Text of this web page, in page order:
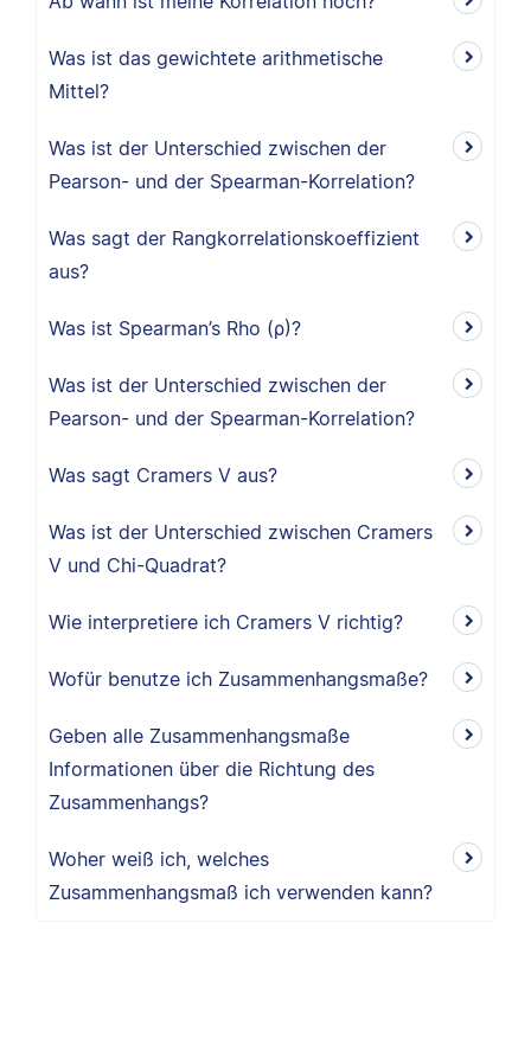
Was ist das gewichtete arithmetische
Mittel?
Was ist der Unterschied zwischen der
Pearson- und der Spearman-Korrelation?
Was sagt der Rangkorrelationskoeffizient
aus?
Was ist Spearman’s Rho (ρ)?
Was ist der Unterschied zwischen der
Pearson- und der Spearman-Korrelation?
Was sagt Cramers V aus?
Was ist der Unterschied zwischen Cramers
V und Chi-Quadrat?
Wie interpretiere ich Cramers V richtig?
Wofür benutze ich Zusammenhangsmaße?
Geben alle Zusammenhangsmaße
Informationen über die Richtung des
Zusammenhangs?
Woher weiß ich, welches
Zusammenhangsmaß ich verwenden kann?